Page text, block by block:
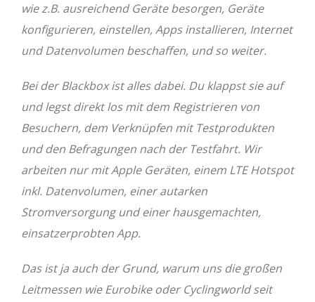
wie z.B. ausreichend Geräte besorgen, Geräte
konfigurieren, einstellen, Apps installieren, Internet
und Datenvolumen beschaffen, und so weiter.
Bei der Blackbox ist alles dabei. Du klappst sie auf
und legst direkt los mit dem Registrieren von
Besuchern, dem Verknüpfen mit Testprodukten
und den Befragungen nach der Testfahrt. Wir
arbeiten nur mit Apple Geräten, einem LTE Hotspot
inkl. Datenvolumen, einer autarken
Stromversorgung und einer hausgemachten,
einsatzerprobten App.
Das ist ja auch der Grund, warum uns die großen
Leitmessen wie Eurobike oder Cyclingworld seit